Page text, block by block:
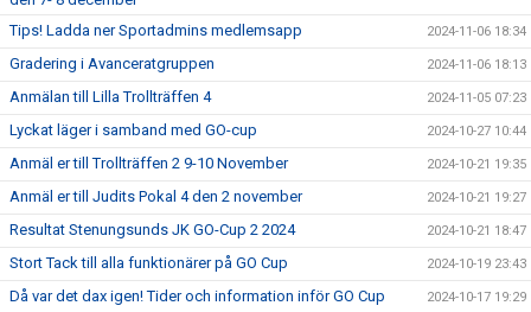
Tips! Ladda ner Sportadmins medlemsapp 2024-11-06 18:34
Gradering i Avanceratgruppen 2024-11-06 18:13
Anmälan till Lilla Trollträffen 4 2024-11-05 07:23
Lyckat läger i samband med GO-cup 2024-10-27 10:44
Anmäl er till Trollträffen 2 9-10 November 2024-10-21 19:35
Anmäl er till Judits Pokal 4 den 2 november 2024-10-21 19:27
Resultat Stenungsunds JK GO-Cup 2 2024 2024-10-21 18:47
Stort Tack till alla funktionärer på GO Cup 2024-10-19 23:43
Då var det dax igen! Tider och information inför GO Cup 2024-10-17 19:29